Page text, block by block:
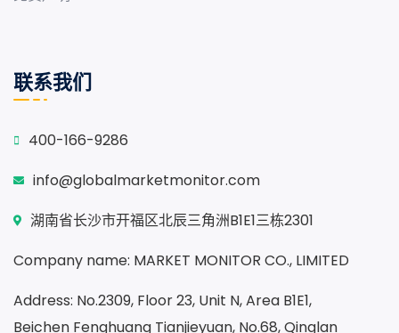
联系我们
400-166-9286
info@globalmarketmonitor.com
湖南省长沙市开福区北辰三角洲B1E1三栋2301
Company name: MARKET MONITOR CO., LIMITED
Address: No.2309, Floor 23, Unit N, Area B1E1,
Beichen Fenghuang Tianjieyuan, No.68, Qinglan